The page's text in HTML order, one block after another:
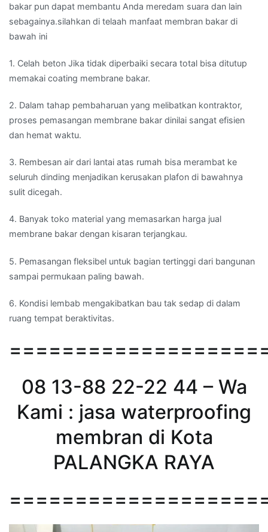
bakar pun dapat membantu Anda meredam suara dan lain
sebagainya.silahkan di telaah manfaat membran bakar di
bawah ini
1. Celah beton Jika tidak diperbaiki secara total bisa ditutup
memakai coating membrane bakar.
2. Dalam tahap pembaharuan yang melibatkan kontraktor,
proses pemasangan membrane bakar dinilai sangat efisien
dan hemat waktu.
3. Rembesan air dari lantai atas rumah bisa merambat ke
seluruh dinding menjadikan kerusakan plafon di bawahnya
sulit dicegah.
4. Banyak toko material yang memasarkan harga jual
membrane bakar dengan kisaran terjangkau.
5. Pemasangan fleksibel untuk bagian tertinggi dari bangunan
sampai permukaan paling bawah.
6. Kondisi lembab mengakibatkan bau tak sedap di dalam
ruang tempat beraktivitas.
08 13-88 22-22 44 – Wa
Kami : jasa waterproofing
membran di Kota
PALANGKA RAYA